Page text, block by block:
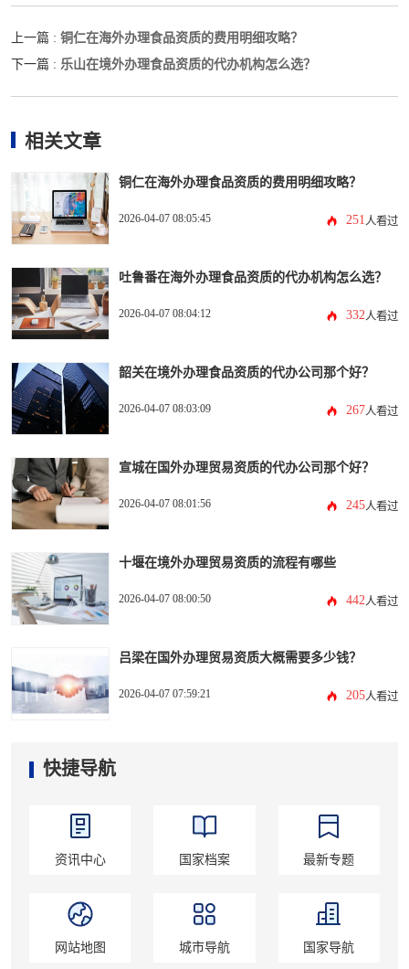
上一篇 : 铜仁在海外办理食品资质的费用明细攻略？
下一篇 : 乐山在境外办理食品资质的代办机构怎么选？
相关文章
铜仁在海外办理食品资质的费用明细攻略？
2026-04-07 08:05:45 251人看过
吐鲁番在海外办理食品资质的代办机构怎么选？
2026-04-07 08:04:12 332人看过
韶关在境外办理食品资质的代办公司那个好？
2026-04-07 08:03:09 267人看过
宣城在国外办理贸易资质的代办公司那个好？
2026-04-07 08:01:56 245人看过
十堰在境外办理贸易资质的流程有哪些
2026-04-07 08:00:50 442人看过
吕梁在国外办理贸易资质大概需要多少钱？
2026-04-07 07:59:21 205人看过
快捷导航
资讯中心 国家档案 最新专题
网站地图 城市导航 国家导航